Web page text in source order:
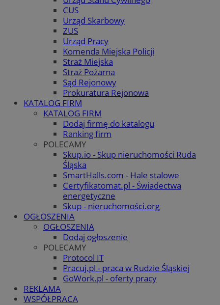
CUS
Urząd Skarbowy
ZUS
Urząd Pracy
Komenda Miejska Policji
Straż Miejska
Straż Pożarna
Sąd Rejonowy
Prokuratura Rejonowa
KATALOG FIRM
KATALOG FIRM
Dodaj firmę do katalogu
Ranking firm
POLECAMY
Skup.io - Skup nieruchomości Ruda
Śląska
SmartHalls.com - Hale stalowe
Certyfikatomat.pl - Świadectwa
energetyczne
Skup - nieruchomości.org
OGŁOSZENIA
OGŁOSZENIA
Dodaj ogłoszenie
POLECAMY
Protocol IT
Pracuj.pl - praca w Rudzie Śląskiej
GoWork.pl - oferty pracy
REKLAMA
WSPÓŁPRACA